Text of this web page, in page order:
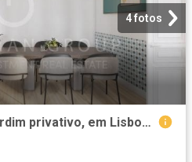
4 fotos
Apartamento T2 com jardim privativo, em Lisboa 0m² Santa Maria Maior